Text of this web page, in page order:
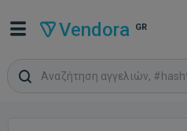
Vendora GR